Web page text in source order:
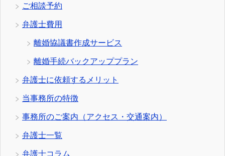
ご相談予約
弁護士費用
離婚協議書作成サービス
離婚手続バックアッププラン
弁護士に依頼するメリット
当事務所の特徴
事務所のご案内（アクセス・交通案内）
弁護士一覧
弁護士コラム